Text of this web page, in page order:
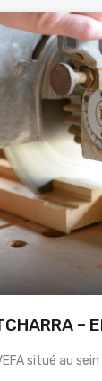
–
situé au